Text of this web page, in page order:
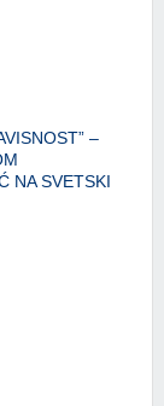
–
NA SVETSKI